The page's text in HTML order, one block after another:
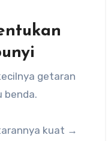
getaran
benda.
kuat →